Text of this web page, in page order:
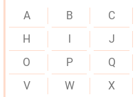
A B C
H
I J
O
P Q
V
W X